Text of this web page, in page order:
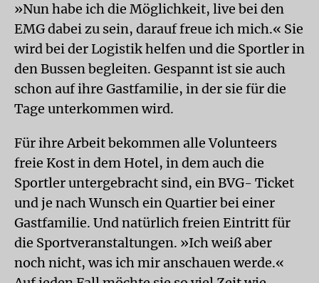
»Nun habe ich die Möglichkeit, live bei den
EMG dabei zu sein, darauf freue ich mich.« Sie
wird bei der Logistik helfen und die Sportler in
den Bussen begleiten. Gespannt ist sie auch
schon auf ihre Gastfamilie, in der sie für die
Tage unterkommen wird.
Für ihre Arbeit bekommen alle Volunteers
freie Kost in dem Hotel, in dem auch die
Sportler untergebracht sind, ein BVG- Ticket
und je nach Wunsch ein Quartier bei einer
Gastfamilie. Und natürlich freien Eintritt für
die Sportveranstaltungen. »Ich weiß aber
noch nicht, was ich mir anschauen werde.«